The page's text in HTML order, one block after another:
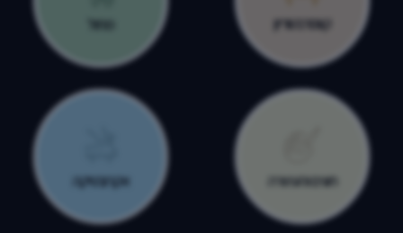
קונסרבטוריון מחול
חוגים והעשרה אקרובטיקה